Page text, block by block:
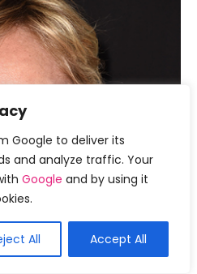
Google to deliver its
and analyze traffic. Your
Google and by using it
All Accept All